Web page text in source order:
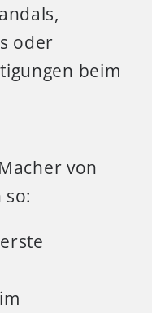
oder
beim
von
so: